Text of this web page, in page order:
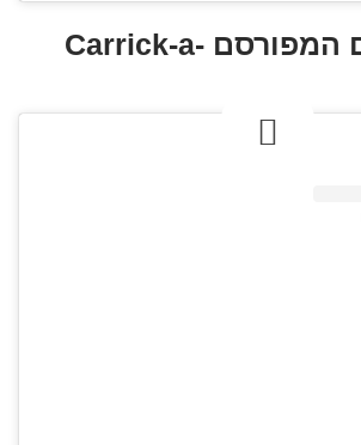
גשר החבלים המפורסם Carrick-a-